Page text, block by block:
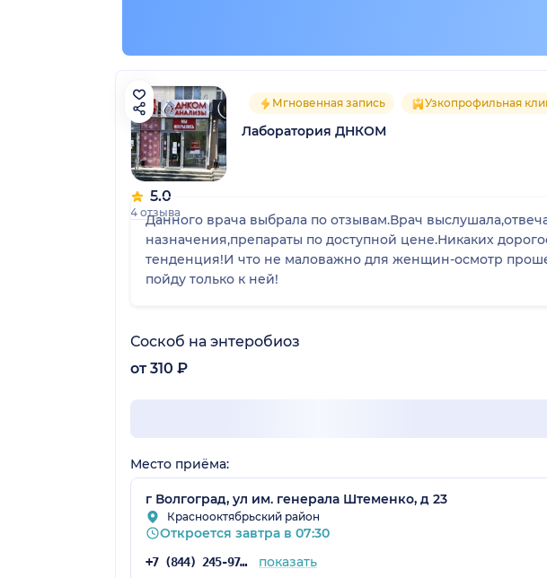
5.0
4 отзыва
Мгновенная запись Узкопрофильная
Лаборатория ДНКОМ
Данного врача выбрала по отзывам.Врач
назначения,препараты по доступной цене.Никаких
тенденция!И что не маловажно для женщин-осмотр
пойду только к ней!
Соскоб на энтеробиоз
от 310 ₽
Место приёма:
г Волгоград, ул им. генерала Штеменко, д 23
Краснооктябрьский район
Откроется завтра в 07:30
+7 (844) 245-97-61 показать